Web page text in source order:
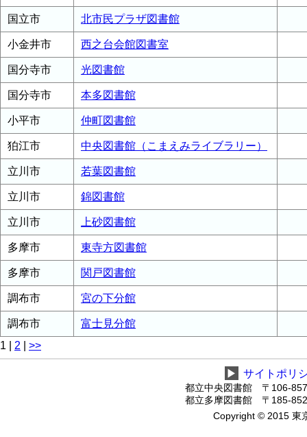
国立市 北市民プラザ図書館
小金井市 西之台会館図書室
国分寺市 光図書館
国分寺市 本多図書館
小平市 仲町図書館
狛江市 中央図書館（こまえみライブラリー）
立川市 若葉図書館
立川市 錦図書館
立川市 上砂図書館
多摩市 東寺方図書館
多摩市 関戸図書館
調布市 宮の下分館
調布市
富士見分館
1
2 >>
▶ サイトポリ
都立中央図書館 〒106-
都立多摩図書館 〒185-
Copyright © 2015 東